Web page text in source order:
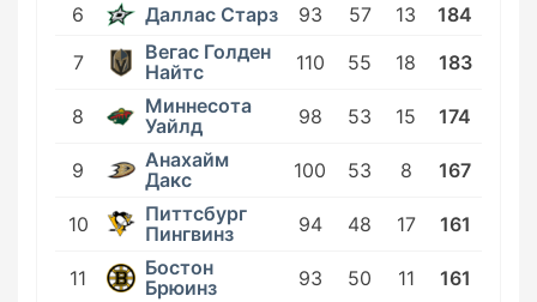
6
Даллас Старз 93 57 13
184
7
Вегас Голден
Найтс
110 55 18 183
8
Миннесота
Уайлд
98 53 15 174
9
Анахайм
Дакс
100 53 8 167
10
Питтсбург
Пингвинз
94 48 17 161
11
Бостон
Брюинз
93 50 11 161